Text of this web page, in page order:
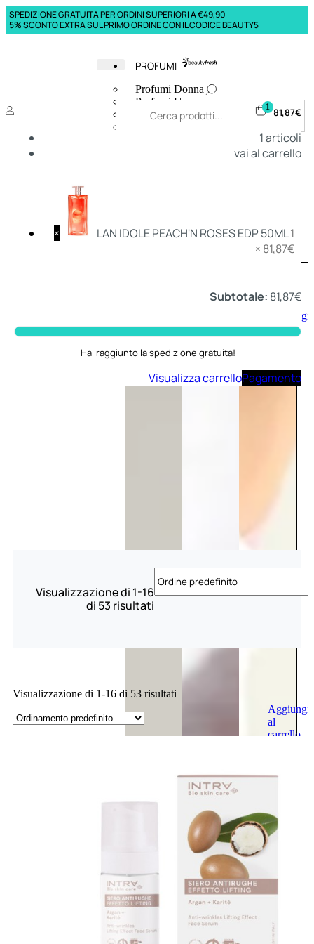
SPEDIZIONE GRATUITA PER ORDINI SUPERIORI A €49,90
5% SCONTO EXTRA SUL PRIMO ORDINE CON IL CODICE BEAUTY5
PROFUMI
Profumi Donna
Profumi Uomo
Deodoranti Donna
Aggiungi
al
Aggiungi
al
carrello
1 81,87€
1articoli
vai al carrello
× LAN IDOLE PEACH'N ROSES EDP 50ML1
× 81,87€
Subtotale: 81,87€
Hai raggiunto la spedizione gratuita!
Visualizza carrelloPagamento
Visualizzazione di 1-16
di 53 risultati
Visualizzazione di 1-16 di 53 risultati